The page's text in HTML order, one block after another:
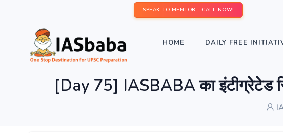
SPEAK TO MENTOR - CALL NOW!
HOME DAILY FREE
[Day 75] IASBABA का इंटीग्रेटेड